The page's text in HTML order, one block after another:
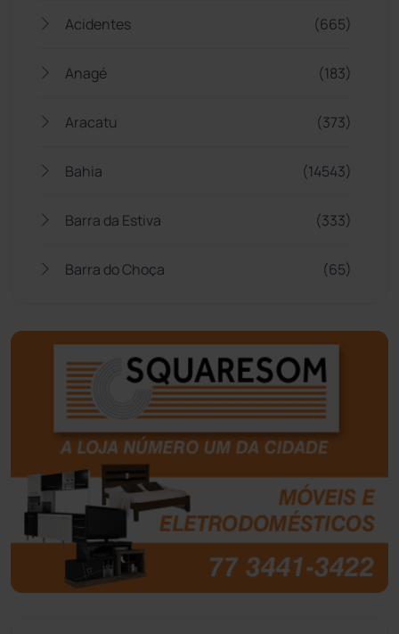
Acidentes (665)
Anagé (183)
Aracatu (373)
Bahia (14543)
Barra da Estiva (333)
Barra do Choça (65)
Bom Jesus da Lapa (505)
Boquira (152)
Botuporã
Brasil (7679)
Brumado (31951)